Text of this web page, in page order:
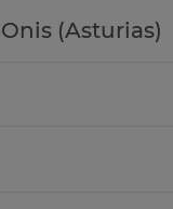
(Asturias)